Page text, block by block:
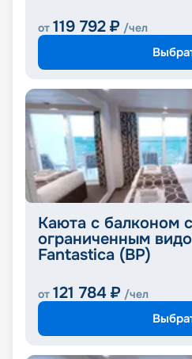
от 119 792 ₽ /чел
Каюта с балконом
ограниченным
Fantastica (BP)
от 121 784 ₽ /чел